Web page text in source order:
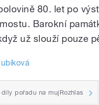
80. let po
Barokní
už slouží pouze
pořadu na mujRozhlas